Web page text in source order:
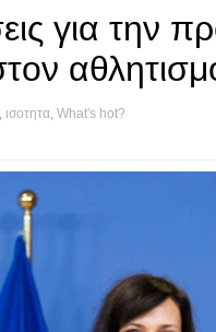
για την
ισοτητα What's hot?